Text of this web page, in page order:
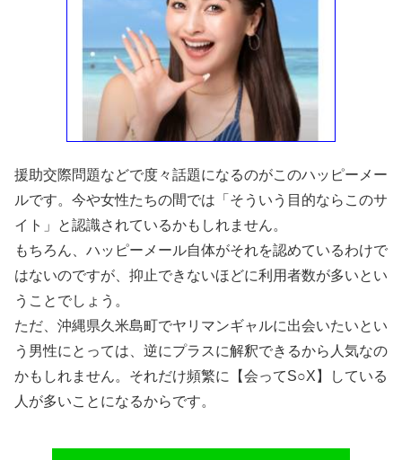
援助交際問題などで度々話題になるのがこのハッピーメー
ルです。今や女性たちの間では「そういう目的ならこのサ
イト」と認識されているかもしれません。
もちろん、ハッピーメール自体がそれを認めているわけで
はないのですが、抑止できないほどに利用者数が多いとい
うことでしょう。
ただ、沖縄県久米島町でヤリマンギャルに出会いたいとい
う男性にとっては、逆にプラスに解釈できるから人気なの
かもしれません。それだけ頻繁に【会ってS○X】している
人が多いことになるからです。